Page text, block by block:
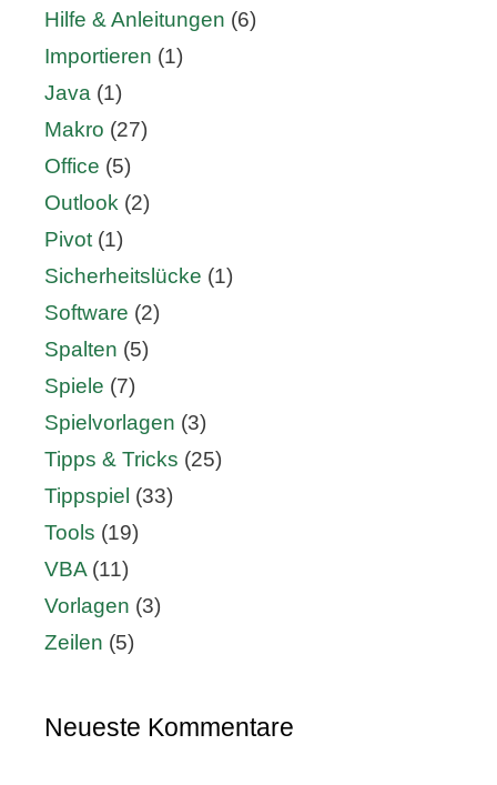
Hilfe & Anleitungen (6)
Importieren (1)
Java (1)
Makro (27)
Office (5)
Outlook (2)
Pivot (1)
Sicherheitslücke (1)
Software (2)
Spalten (5)
Spiele (7)
Spielvorlagen (3)
Tipps & Tricks (25)
Tippspiel (33)
Tools (19)
VBA (11)
Vorlagen (3)
Zeilen (5)
Neueste Kommentare